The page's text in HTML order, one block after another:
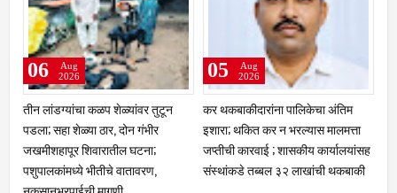
पालिकेचा अंतिम
कर न भरल्यास मालमत्ता
; शासकीय कार्यालयांसह
तब्बल ३२ लाखांची थकबाकी
क्रीडा क्षेत्रात नळदुर्गची मान उंचावली;
विद्यापीठाकडून नऊ गुणवंत खेळाडू,
प्रशिक्षक व व्यवस्थापकांचा होणार गौरव
03
Aug
2026
चांगली
लाखांचा गंडा;
दाम्पत्याची
आरोपीविरुद्ध
02